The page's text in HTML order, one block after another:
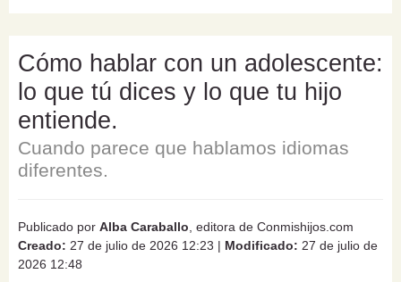
Cómo hablar con un adolescente:
lo que tú dices y lo que tu hijo
entiende.
Cuando parece que hablamos idiomas
diferentes.
Publicado por Alba Caraballo , editora de Conmishijos.com
Creado: 27 de julio de 2026 12:23 | Modificado: 27 de julio de
2026 12:48